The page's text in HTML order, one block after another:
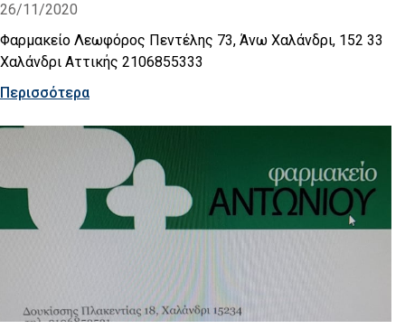
26/11/2020
Φαρμακείο Λεωφόρος Πεντέλης 73, Άνω Χαλάνδρι, 152 33
Χαλάνδρι Αττικής 2106855333
Περισσότερα